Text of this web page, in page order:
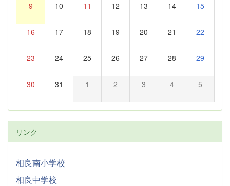
9 10 11 12 13 14 15
16 17 18 19 20 21 22
23 24 25 26 27 28 29
30 31 1 2 3 4 5
リンク
相良南小学校
相良中学校